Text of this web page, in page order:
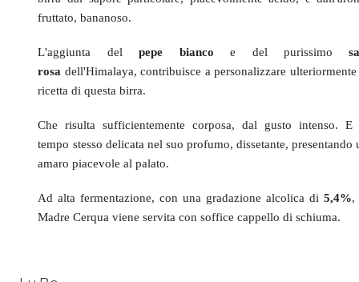
fruttato, bananoso.
L'aggiunta delpepe bianco e del purissimo
rosa dell'Himalaya, contribuisce a personalizzare ulteriormente
ricetta di questa birra.
Che risulta sufficientemente corposa, dal gusto intenso. E
tempo stesso delicata nel suo profumo, dissetante, presentando
amaro piacevole al palato.
Ad alta fermentazione, con una gradazione alcolica di5,4%,
Madre Cerqua viene servita con soffice cappello di schiuma.